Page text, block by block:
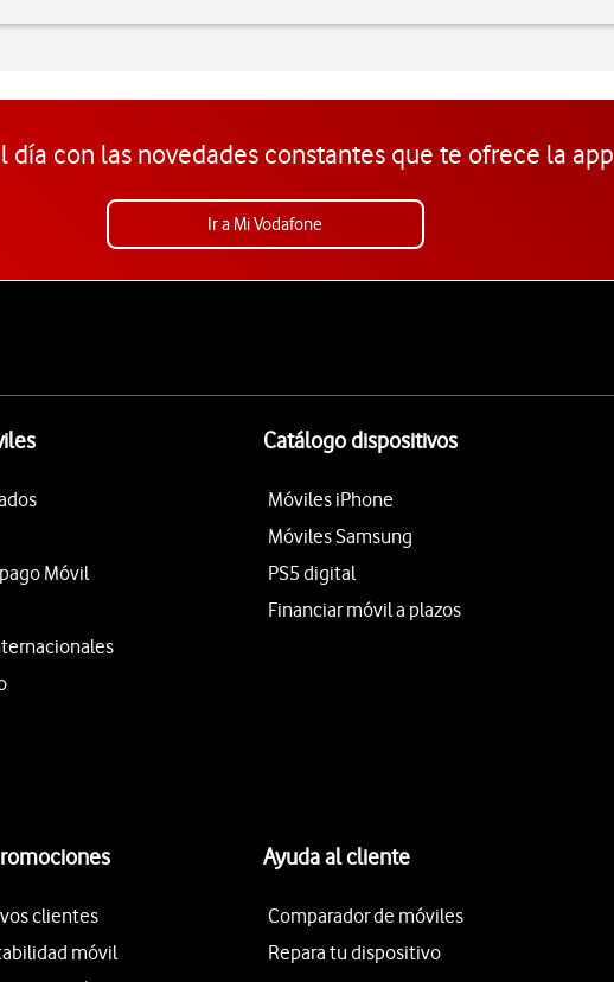
día con las novedades constantes que te ofrece la app
Ir a Mi Vodafone
Móvil
Catálogo dispositivos
Móviles iPhone
Móviles Samsung
PS5 digital
Financiar móvil a plazos
clientes
móvil
Ayuda al cliente
Comparador de móviles
Repara tu dispositivo